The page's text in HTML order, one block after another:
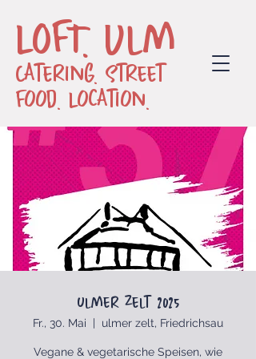
LOFT. Ulm
Catering. Street
Food. Location.
ulmer zelt 2025
Fr., 30. Mai ulmer zelt, Friedrichsau
Vegane & vegetarische Speisen, wie